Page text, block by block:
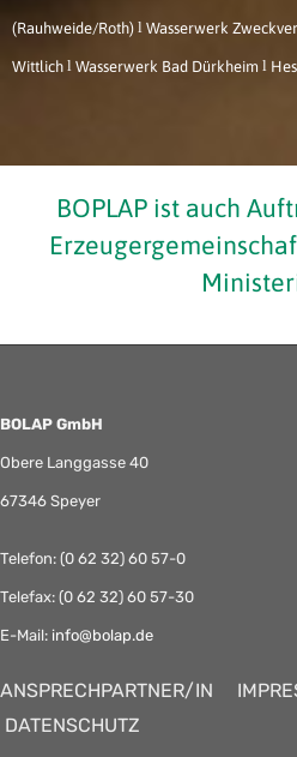
(Rauhweide/Roth) l Wasserwerk
Wittlich l Wasserwerk Bad Dürkheim l
BOPLAP ist auch
BOLAP GmbH
Obere Langgasse 40
67346 Speyer
Telefon: (0 62 32) 60 57-0
Telefax: (0 62 32) 60 57-30
E-Mail: info@bolap.de
ANSPRECHPARTNER/IN
DATENSCHUTZ